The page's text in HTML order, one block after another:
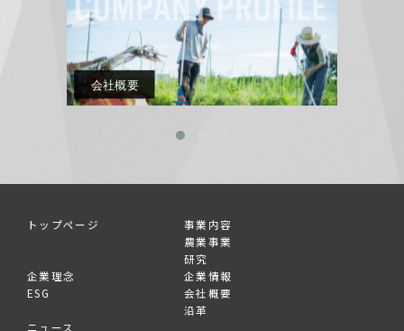
トップページ
事業内容
農業事業
研究
企業理念
ESG
企業情報
会社概要
沿革
ニュース